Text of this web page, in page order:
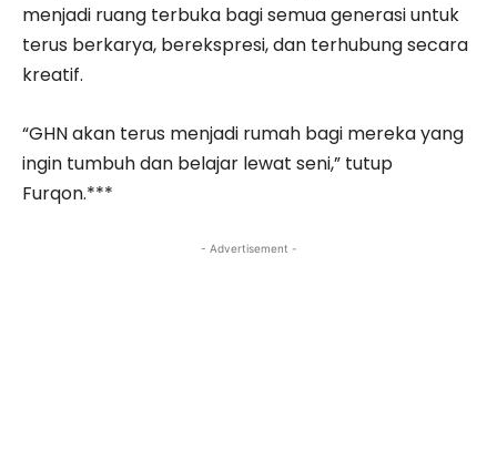
menjadi ruang terbuka bagi semua generasi untuk
terus berkarya, berekspresi, dan terhubung secara
kreatif.
“GHN akan terus menjadi rumah bagi mereka yang
ingin tumbuh dan belajar lewat seni,” tutup
Furqon.***
- Advertisement -